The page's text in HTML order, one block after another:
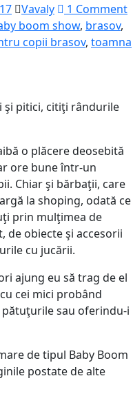
Vavaly
1 Comment
boom show, brasov,
copii brasov, toamna
şi pitici, citiţi rândurile
o plăcere deosebită
ore bune într-un
Chiar şi bărbaţii, care
la shoping, odată ce
prin mulţimea de
de obiecte şi accesorii
cu jucării.
ajung eu să trag de el
cei mici probând
sau oferindu-i
de tipul Baby Boom
postate de alte